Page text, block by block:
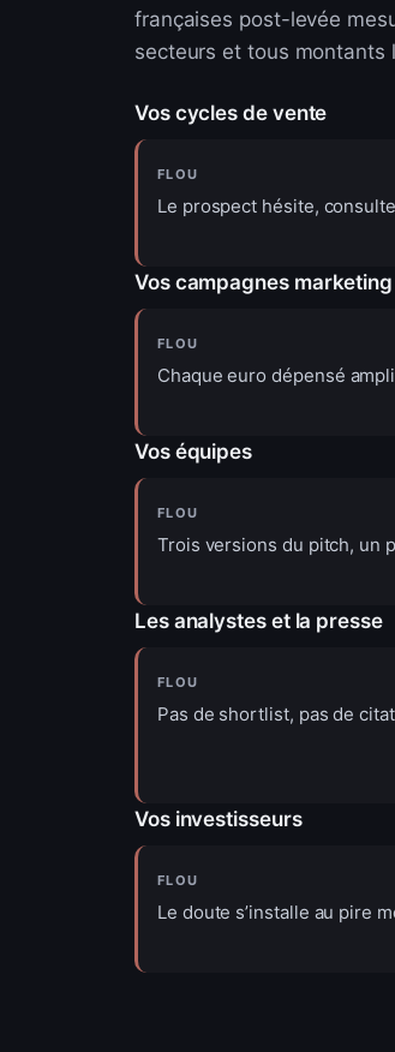
françaises post-levée
secteurs et tous montants
Vos cycles de vente
FLOU
Le prospect hésite,
Vos campagnes marketing
FLOU
Chaque euro dépensé
Vos équipes
FLOU
Trois versions du pitch, un
Les analystes et la presse
FLOU
Pas de shortlist, pas de
Vos investisseurs
FLOU
Le doute s’installe au pire